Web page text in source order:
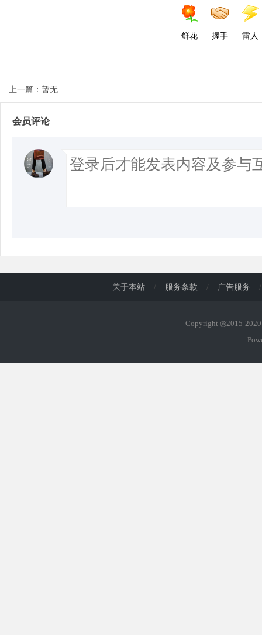
鲜花 握手 雷人
上一篇：暂无
会员评论
关于本站 / 服务条款 / 广告服务 /
Copyright ◎2015-